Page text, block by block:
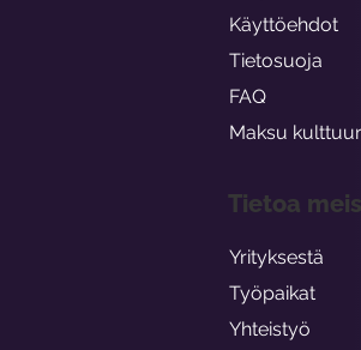
Käyttöehdot
Tietosuoja
FAQ
Maksu
Tietoa
Yrityksestä
Työpaikat
Yhteistyö